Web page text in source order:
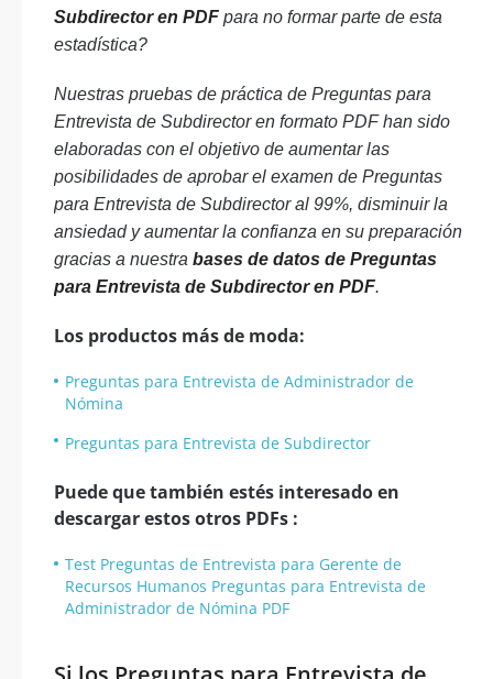
Subdirector en PDF para no formar parte de esta
estadística?
Nuestras pruebas de práctica de Preguntas para
Entrevista de Subdirector en formato PDF han sido
elaboradas con el objetivo de aumentar las
posibilidades de aprobar el examen de Preguntas
para Entrevista de Subdirector al 99%, disminuir la
ansiedad y aumentar la confianza en su preparación
gracias a nuestra bases de datos de Preguntas
para Entrevista de Subdirector en PDF.
Los productos más de moda:
Preguntas para Entrevista de Administrador de
Nómina
Preguntas para Entrevista de Subdirector
Puede que también estés interesado en
descargar estos otros PDFs :
Test Preguntas de Entrevista para Gerente de
Recursos Humanos Preguntas para Entrevista de
Administrador de Nómina PDF